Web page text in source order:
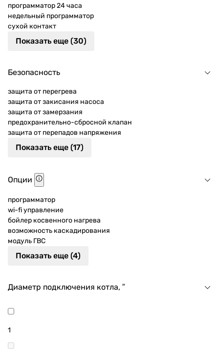
программатор 24 часа
недельный программатор
сухой контакт
Показать еще (30)
Безопасность
защита от перегрева
защита от закисания насоса
защита от замерзания
предохранительно-сбросной клапан
защита от перепадов напряжения
Показать еще (17)
Опции
программатор
wi-fi управление
бойлер косвенного нагрева
возможность каскадирования
модуль ГВС
Показать еще (4)
Диаметр подключения котла, ″
1